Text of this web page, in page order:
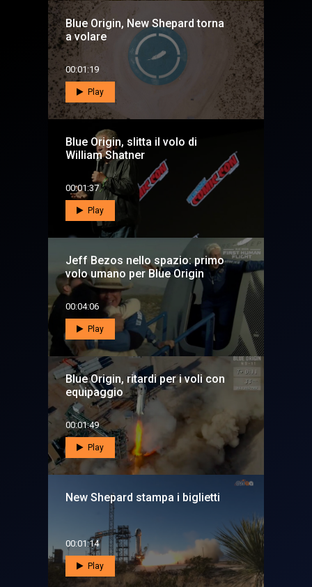
Blue Origin, New Shepard torna
a volare
00:01:19
Play
Blue Origin, slitta il volo di
William Shatner
00:01:37
Play
Jeff Bezos nello spazio: primo
volo umano per Blue Origin
00:04:06
Play
Blue Origin, ritardi per i voli con
equipaggio
00:01:49
Play
New Shepard stampa i biglietti
00:01:14
Play